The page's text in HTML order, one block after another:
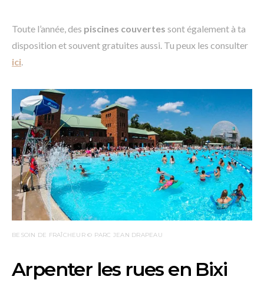
Toute l’année, des piscines couvertes sont également à ta
disposition et souvent gratuites aussi. Tu peux les consulter
ici.
BESOIN DE FRAÎCHEUR © PARC JEAN DRAPEAU
Arpenter les rues en Bixi